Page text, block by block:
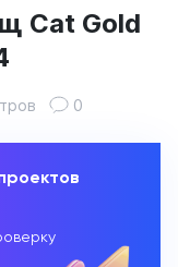
Cat Gold
0